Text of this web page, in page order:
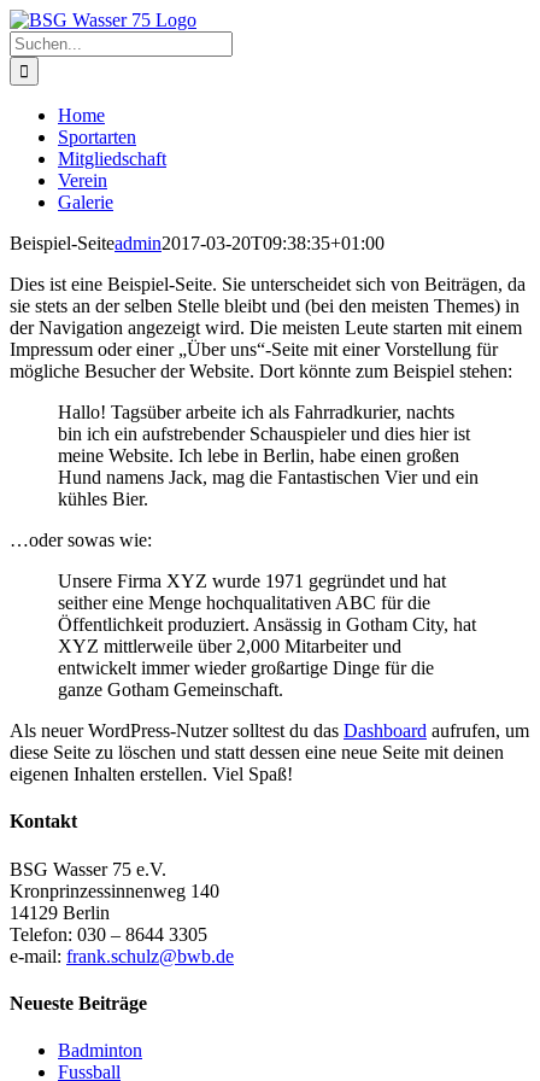
Zum
Inhalt
springen
Suche
nach:
Home
Sportarten
Mitgliedschaft
Verein
Galerie
Beispiel-Seiteadmin2017-03-20T09:38:35+01:00
Dies ist eine Beispiel-Seite. Sie unterscheidet sich von Beiträgen, da
sie stets an der selben Stelle bleibt und (bei den meisten Themes) in
der Navigation angezeigt wird. Die meisten Leute starten mit einem
Impressum oder einer „Über uns“-Seite mit einer Vorstellung für
mögliche Besucher der Website. Dort könnte zum Beispiel stehen:
Hallo! Tagsüber arbeite ich als Fahrradkurier, nachts
bin ich ein aufstrebender Schauspieler und dies hier ist
meine Website. Ich lebe in Berlin, habe einen großen
Hund namens Jack, mag die Fantastischen Vier und ein
kühles Bier.
…oder sowas wie:
Unsere Firma XYZ wurde 1971 gegründet und hat
seither eine Menge hochqualitativen ABC für die
Öffentlichkeit produziert. Ansässig in Gotham City, hat
XYZ mittlerweile über 2,000 Mitarbeiter und
entwickelt immer wieder großartige Dinge für die
ganze Gotham Gemeinschaft.
Als neuer WordPress-Nutzer solltest du das Dashboard aufrufen, um
diese Seite zu löschen und statt dessen eine neue Seite mit deinen
eigenen Inhalten erstellen. Viel Spaß!
Kontakt
BSG Wasser 75 e.V.
Kronprinzessinnenweg 140
14129 Berlin
Telefon: 030 – 8644 3305
e-mail: frank.schulz@bwb.de
Neueste Beiträge
Badminton
Fussball